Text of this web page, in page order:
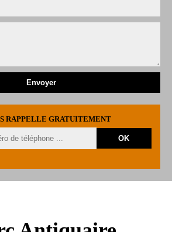
RAPPELLE GRATUITEMENT